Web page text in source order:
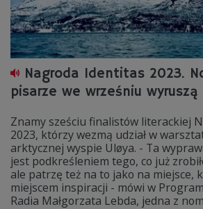
Nagroda Identitas 2023.
pisarze we wrześniu
Znamy sześciu finalistów literackiej
2023, którzy wezmą udział w
arktycznej wyspie Uløya. - Ta
jest podkreśleniem tego, co już
ale patrzę też na to jako na miejsce,
miejscem inspiracji - mówi w
Radia Małgorzata Lebda, jedna z